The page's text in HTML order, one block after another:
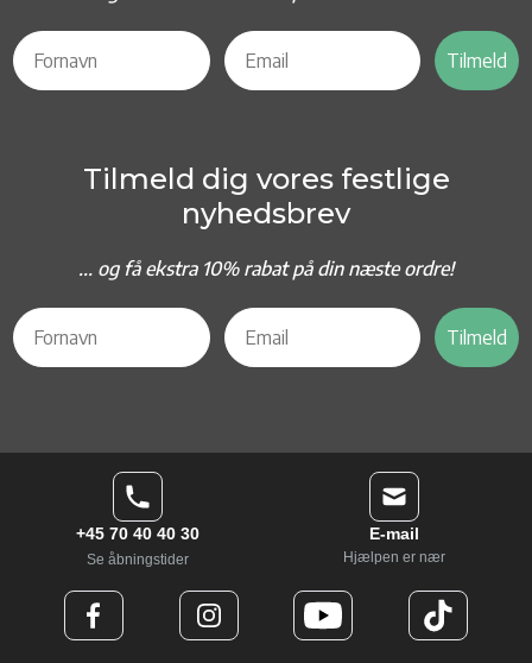
Tilmeld
Tilmeld dig vores festlige
nyhedsbrev
... og få ekstra 10% rabat på din næste ordre!
Tilmeld
+45 70 40 40 30
Se åbningstider
E-mail
Hjælpen er nær